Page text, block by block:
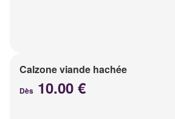
Calzone viande hachée
Dès 10.00 €